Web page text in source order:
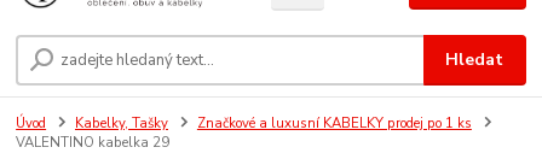
Hledat
Úvod Kabelky, Tašky
Značkové a luxusní KABELKY prodej po 1 ks
VALENTINO kabelka 29